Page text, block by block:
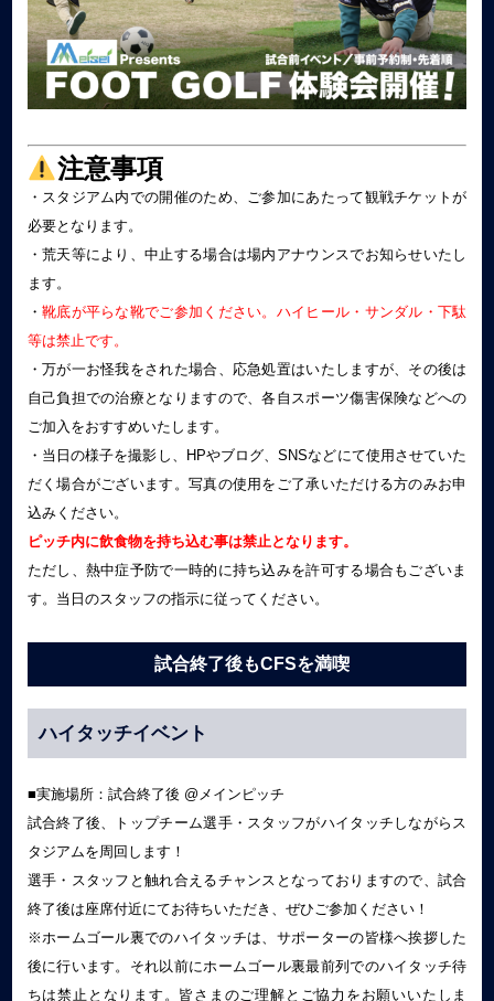
注意事項
・スタジアム内での開催のため、ご参加にあたって観戦チケットが
必要となります。
・荒天等により、中止する場合は場内アナウンスでお知らせいたし
ます。
・ 靴底が平らな靴でご参加ください。ハイヒール・サンダル・下駄
等は禁止です。
・万が一お怪我をされた場合、応急処置はいたしますが、その後は
自己負担での治療となりますので、各自スポーツ傷害保険などへの
ご加入をおすすめいたします。
・当日の様子を撮影し、HPやブログ、SNSなどにて使用させていた
だく場合がございます。写真の使用をご了承いただける方のみお申
込みください。
ピッチ内に飲食物を持ち込む事は禁止となります。
ただし、熱中症予防で一時的に持ち込みを許可する場合もございま
す。当日のスタッフの指示に従ってください。
試合終了後もCFSを満喫
ハイタッチイベント
■実施場所：試合終了後 @メインピッチ
試合終了後、トップチーム選手・スタッフがハイタッチしながらス
タジアムを周回します！
選手・スタッフと触れ合えるチャンスとなっておりますので、試合
終了後は座席付近にてお待ちいただき、ぜひご参加ください！
※ホームゴール裏でのハイタッチは、サポーターの皆様へ挨拶した
後に行います。それ以前にホームゴール裏最前列でのハイタッチ待
ちは禁止となります。皆さまのご理解とご協力をお願いいたしま